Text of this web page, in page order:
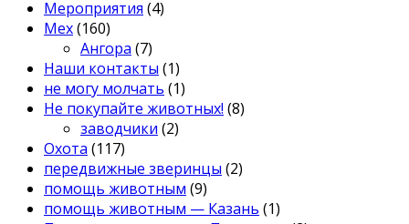
Мероприятия (4)
Мех(160)
Ангора (7)
Наши контакты (1)
не могу молчать (1)
Не покупайте животных! (8)
заводчики (2)
Охота (117)
передвижные зверинцы (2)
помощь животным (9)
помощь животным — Казань (1)